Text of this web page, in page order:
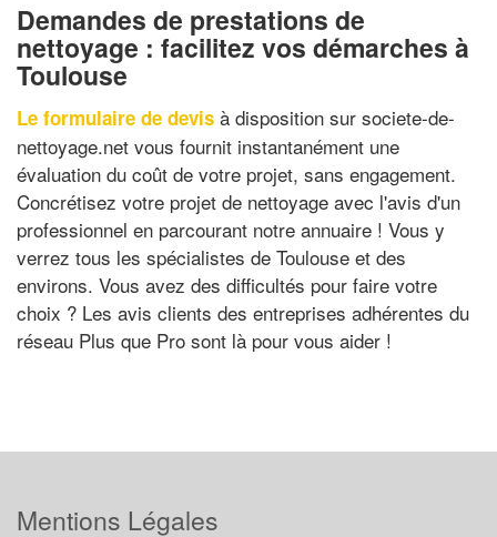
Demandes de prestations de
nettoyage : facilitez vos démarches à
Toulouse
Le formulaire de devis à disposition sur societe-de-
nettoyage.net vous fournit instantanément une
évaluation du coût de votre projet, sans engagement.
Concrétisez votre projet de nettoyage avec l'avis d'un
professionnel en parcourant notre annuaire ! Vous y
verrez tous les spécialistes de Toulouse et des
environs. Vous avez des difficultés pour faire votre
choix ? Les avis clients des entreprises adhérentes du
réseau Plus que Pro sont là pour vous aider !
Mentions Légales